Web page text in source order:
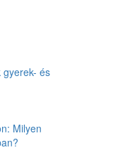
és
Milyen